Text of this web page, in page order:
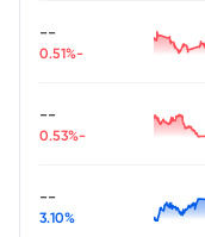
--
-0.51%
--
-0.53%
--
3.10%